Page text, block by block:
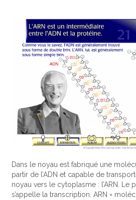
Dans le noyau est fabriqué une
partir de l’ADN et capable de
noyau vers le cytoplasme : l’ARN. Le
s’appelle la transcription. ARN =